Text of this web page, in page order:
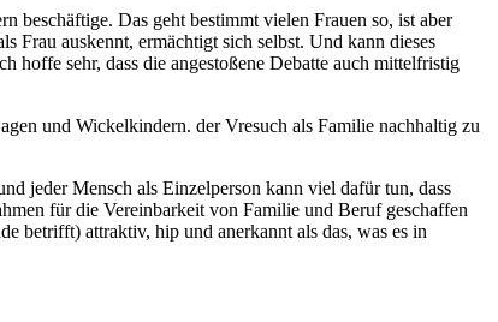
Das geht bestimmt vielen Frauen so, ist aber
Frau auskennt, ermächtigt sich selbst. Und kann dieses
hoffe sehr, dass die angestoßene Debatte auch mittelfristig
und Wickelkindern. der Vresuch als Familie nachhaltig zu
jeder Mensch als Einzelperson kann viel dafür tun, dass
für die Vereinbarkeit von Familie und Beruf geschaffen
betrifft) attraktiv, hip und anerkannt als das, was es in